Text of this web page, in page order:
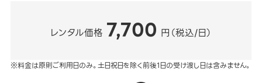
レンタル価格 7,700 円（税込/日）
※料金は原則ご利用日のみ。土日祝日を除く前後1日の受け渡し日は含みません。